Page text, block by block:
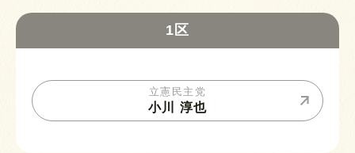
1区
立憲民主党
小川 淳也